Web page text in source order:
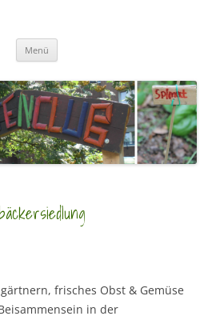
Menü
frisches Obst & Gemüse
in der